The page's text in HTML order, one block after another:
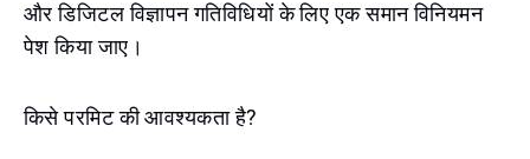
और डिजिटल विज्ञापन गतिविधियों के लिए एक समान विनियमन
पेश किया जाए।
किसे परमिट की आवश्यकता है?